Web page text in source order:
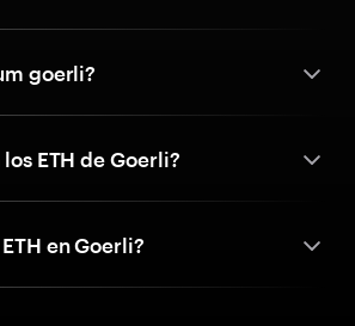
goerli?
ETH de Goerli?
en Goerli?